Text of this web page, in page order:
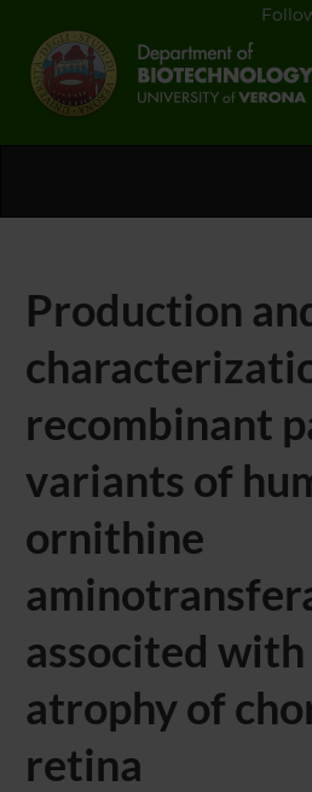
Production
recombinant
variants of
ornithine
associted
atrophy of
retina